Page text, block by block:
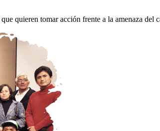
quieren tomar acción frente a la amenaza del